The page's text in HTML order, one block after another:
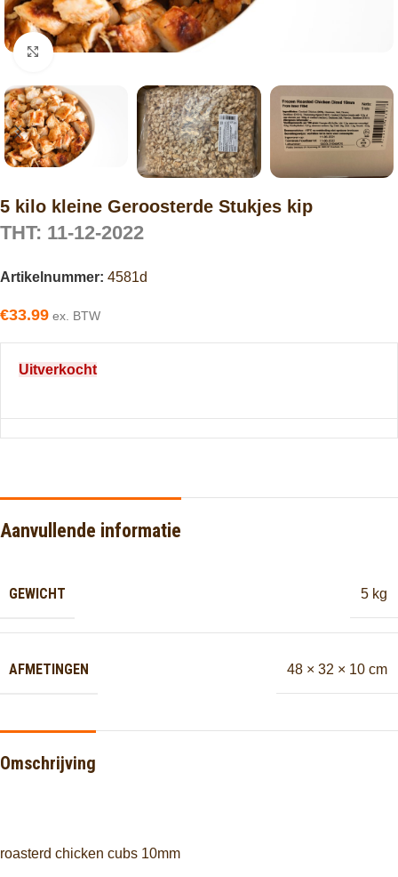
Click to enlarge
5 kilo kleine Geroosterde Stukjes kip
THT: 11-12-2022
Artikelnummer: 4581d
€33.99 ex. BTW
Uitverkocht
Aanvullende informatie
GEWICHT 5 kg
AFMETINGEN 48 × 32 × 10 cm
Omschrijving
roasterd chicken cubs 10mm